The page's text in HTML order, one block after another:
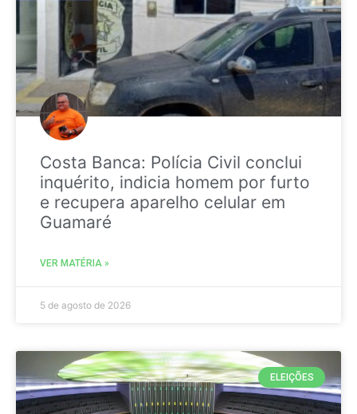
Costa Banca: Polícia Civil conclui
inquérito, indicia homem por furto
e recupera aparelho celular em
Guamaré
VER MATÉRIA »
5 de agosto de 2026
ELEIÇÕES